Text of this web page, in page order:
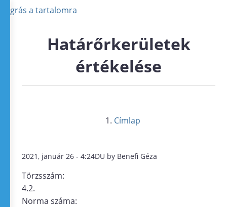
Ugrás a tartalomra
Határőrkerületek
értékelése
Címlap
2021, január 26 - 4:24DU by Benefi Géza
Törzsszám:
4.2.
Norma száma: